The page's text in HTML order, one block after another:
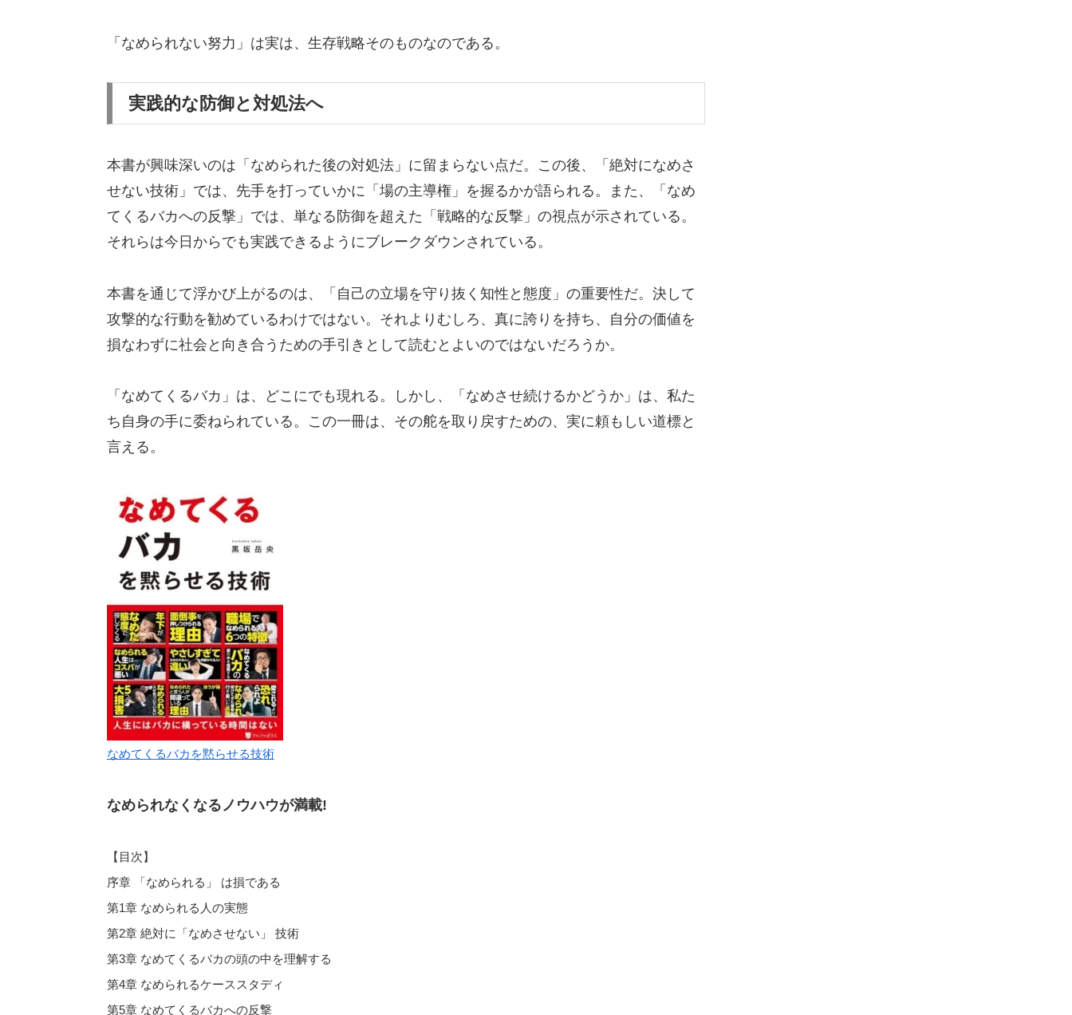
「なめられない努力」は実は、生存戦略そのものなのである。
実践的な防御と対処法へ
本書が興味深いのは「なめられた後の対処法」に留まらない点だ。この後、「絶対になめさ
せない技術」では、先手を打っていかに「場の主導権」を握るかが語られる。また、「なめ
てくるバカへの反撃」では、単なる防御を超えた「戦略的な反撃」の視点が示されている。
それらは今日からでも実践できるようにブレークダウンされている。
本書を通じて浮かび上がるのは、「自己の立場を守り抜く知性と態度」の重要性だ。決して
攻撃的な行動を勧めているわけではない。それよりむしろ、真に誇りを持ち、自分の価値を
損なわずに社会と向き合うための手引きとして読むとよいのではないだろうか。
「なめてくるバカ」は、どこにでも現れる。しかし、「なめさせ続けるかどうか」は、私た
ち自身の手に委ねられている。この一冊は、その舵を取り戻すための、実に頼もしい道標と
言える。
なめてくるバカを黙らせる技術
なめられなくなるノウハウが満載!
【目次】
序章 「なめられる」 は損である
第1章 なめられる人の実態
第2章 絶対に「なめさせない」 技術
第3章 なめてくるバカの頭の中を理解する
第4章 なめられるケーススタディ
第5章 なめてくるバカへの反撃